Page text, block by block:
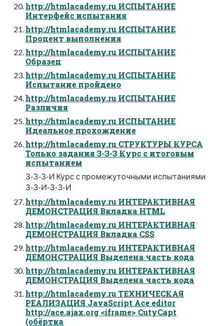
http://htmlacademy.ru ИСПЫТАНИЕ
Интерфейс испытания
http://htmlacademy.ru ИСПЫТАНИЕ
Процент выполнения
http://htmlacademy.ru ИСПЫТАНИЕ
Образец
http://htmlacademy.ru ИСПЫТАНИЕ
Испытание пройдено
http://htmlacademy.ru ИСПЫТАНИЕ
Различия
http://htmlacademy.ru ИСПЫТАНИЕ
Идеальное прохождение
http://htmlacademy.ru СТРУКТУРЫ КУРСА
Только задания З-З-З Курс с итоговым
испытанием
З-З-З-И Курс с промежуточными испытаниями
З-З-И-З-З-И
http://htmlacademy.ru ИНТЕРАКТИВНАЯ
ДЕМОНСТРАЦИЯ Вкладка HTML
http://htmlacademy.ru ИНТЕРАКТИВНАЯ
ДЕМОНСТРАЦИЯ Вкладка CSS
http://htmlacademy.ru ИНТЕРАКТИВНАЯ
ДЕМОНСТРАЦИЯ Выделена часть кода
http://htmlacademy.ru ИНТЕРАКТИВНАЯ
ДЕМОНСТРАЦИЯ Выделена часть кода
http://htmlacademy.ru ТЕХНИЧЕСКАЯ
РЕАЛИЗАЦИЯ JavaScript Ace editor
http://ace.ajax.org <iframe> CutyСapt
(обёртка